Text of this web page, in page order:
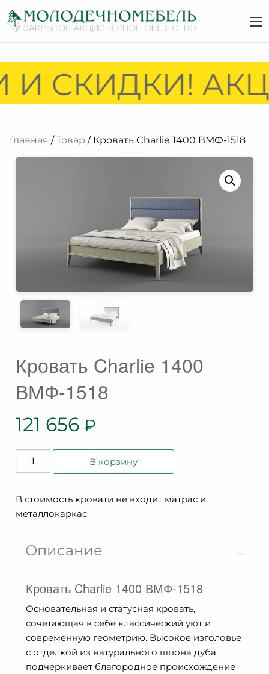
СКИДКИ!
Главная /Товар / Кровать Charlie 1400 ВМФ-1518
Кровать Charlie 1400
ВМФ-1518
121 656 ₽
Количество
товара
Charlie
1400
ВМФ-1518
В корзину
В стоимость кровати не входит матрас и
металлокаркас
Описание
Кровать Charlie 1400 ВМФ-1518
Основательная и статусная кровать,
сочетающая в себе классический уют и
современную геометрию. Высокое изголовье
с отделкой из натурального шпона дуба
подчеркивает благородное происхождение